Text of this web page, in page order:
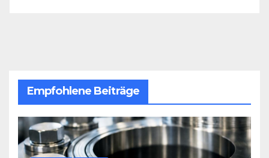
Empfohlene Beiträge